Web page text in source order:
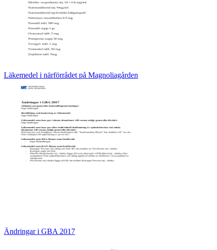
Läkemedel i närförrådet på Magnoliagården
Ändringar i GBA 2017